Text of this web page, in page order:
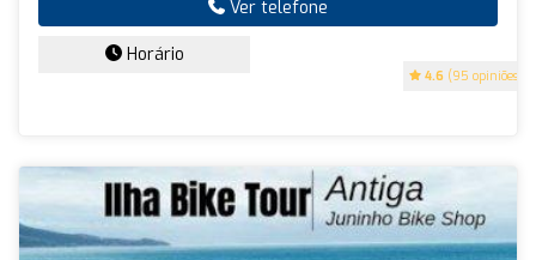
4.6 (95 opiniões)
Ver telefone
Horário